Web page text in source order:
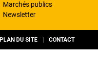
Marchés publics
Newsletter
PLAN DU SITE CONTACT